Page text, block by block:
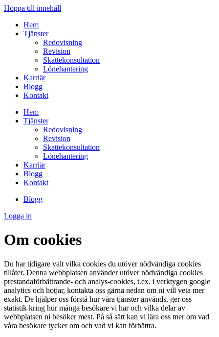
Hoppa till innehåll
Hem
Tjänster
Redovisning
Revision
Skattekonsultation
Lönehantering
Karriär
Blogg
Kontakt
Hem
Tjänster
Redovisning
Revision
Skattekonsultation
Lönehantering
Karriär
Blogg
Kontakt
Blogg
Logga in
Om cookies
Du har tidigare valt vilka cookies du utöver nödvändiga cookies
tillåter. Denna webbplatsen använder utöver nödvändiga cookies
prestandaförbättrande- och analys-cookies, t.ex. i verktygen google
analytics och hotjar, kontakta oss gärna nedan om ni vill veta mer
exakt. De hjälper oss förstå hur våra tjänster används, ger oss
statistik kring hur många besökare vi har och vilka delar av
webbplatsen ni besöker mest. På så sätt kan vi lära oss mer om vad
våra besökare tycker om och vad vi kan förbättra.